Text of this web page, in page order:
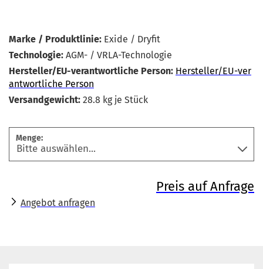
Marke / Produktlinie: Exide / Dryfit
Technologie: AGM- / VRLA-Technologie
Hersteller/EU-verantwortliche Person: Hersteller/EU-ver
antwortliche Person
Versandgewicht: 28.8 kg je Stück
Menge:
Preis auf Anfrage
Angebot anfragen